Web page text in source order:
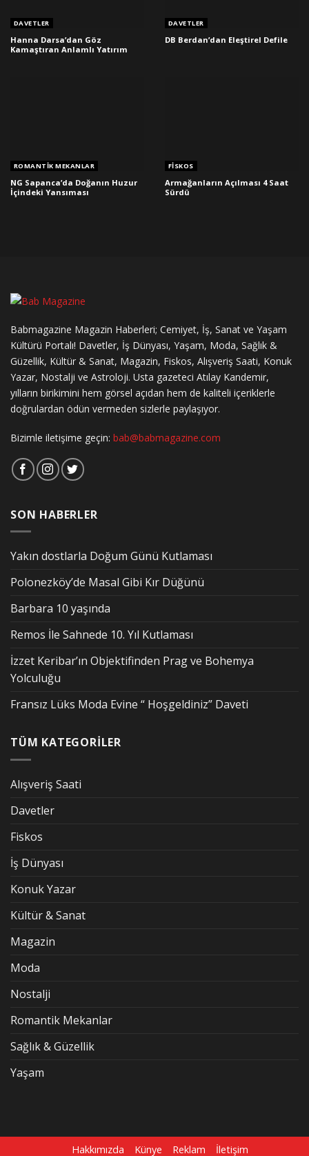
DAVETLER
Hanna Darsa’dan Göz
Kamaştıran Anlamlı Yatırım
DAVETLER
DB Berdan’dan Eleştirel Defile
ROMANTIK MEKANLAR
NG Sapanca’da Doğanın Huzur
İçindeki Yansıması
FISKOS
Armağanların Açılması 4 Saat
Sürdü
Babmagazine Magazin Haberleri; Cemiyet, İş, Sanat ve Yaşam
Kültürü Portalı! Davetler, İş Dünyası, Yaşam, Moda, Sağlık &
Güzellik, Kültür & Sanat, Magazin, Fiskos, Alışveriş Saati, Konuk
Yazar, Nostalji ve Astroloji. Usta gazeteci Atılay Kandemir,
yılların birikimini hem görsel açıdan hem de kaliteli içeriklerle
doğrulardan ödün vermeden sizlerle paylaşıyor.
Bizimle iletişime geçin: bab@babmagazine.com
SON HABERLER
Yakın dostlarla Doğum Günü Kutlaması
Polonezköy’de Masal Gibi Kır Düğünü
Barbara 10 yaşında
Remos İle Sahnede 10. Yıl Kutlaması
İzzet Keribar’ın Objektifinden Prag ve Bohemya
Yolculuğu
Fransız Lüks Moda Evine “ Hoşgeldiniz” Daveti
TÜM KATEGORİLER
Alışveriş Saati
Davetler
Fiskos
İş Dünyası
Konuk Yazar
Kültür & Sanat
Magazin
Moda
Nostalji
Romantik Mekanlar
Sağlık & Güzellik
Yaşam
Hakkımızda Künye Reklam İletişim